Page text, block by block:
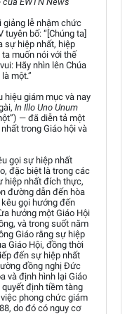
giảng lễ nhậm chức
bố: “[Chúng ta]
sự hiệp nhất, hiệp
muốn nói với thế
Hãy nhìn lên Chúa
một.”
hiệu giám mục và nay
In Illo Uno Unum
— đã diễn tả một
trong Giáo hội và
gọi sự hiệp nhất
đặc biệt là trong các
hiệp nhất đích thực,
đường dẫn đến hòa
gọi hướng đến
hưởng một Giáo Hội
và trong suốt năm
Giáo rằng sự hiệp
Giáo Hội, đồng thời
đến sự hiệp nhất
đồng nghị Đức
và định hình lại Giáo
quyết định tiềm tàng
phong chức giám
do đó có nguy cơ